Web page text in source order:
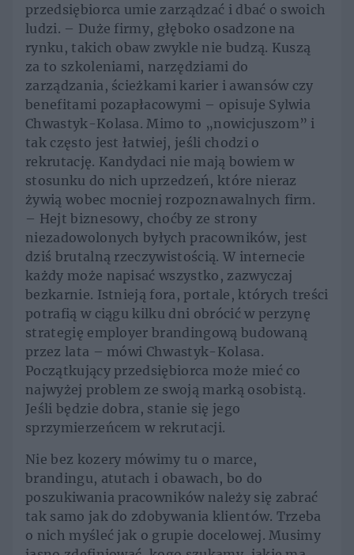
przedsiębiorca umie zarządzać i dbać o swoich
ludzi. – Duże firmy, głęboko osadzone na
rynku, takich obaw zwykle nie budzą. Kuszą
za to szkoleniami, narzędziami do
zarządzania, ścieżkami karier i awansów czy
benefitami pozapłacowymi – opisuje Sylwia
Chwastyk-Kolasa. Mimo to „nowicjuszom” i
tak często jest łatwiej, jeśli chodzi o
rekrutację. Kandydaci nie mają bowiem w
stosunku do nich uprzedzeń, które nieraz
żywią wobec mocniej rozpoznawalnych firm.
– Hejt biznesowy, choćby ze strony
niezadowolonych byłych pracowników, jest
dziś brutalną rzeczywistością. W internecie
każdy może napisać wszystko, zazwyczaj
bezkarnie. Istnieją fora, portale, których treści
potrafią w ciągu kilku dni obrócić w perzynę
strategię employer brandingową budowaną
przez lata – mówi Chwastyk-Kolasa.
Początkujący przedsiębiorca może mieć co
najwyżej problem ze swoją marką osobistą.
Jeśli będzie dobra, stanie się jego
sprzymierzeńcem w rekrutacji.
Nie bez kozery mówimy tu o marce,
brandingu, atutach i obawach, bo do
poszukiwania pracowników należy się zabrać
tak samo jak do zdobywania klientów. Trzeba
o nich myśleć jak o grupie docelowej. Musimy